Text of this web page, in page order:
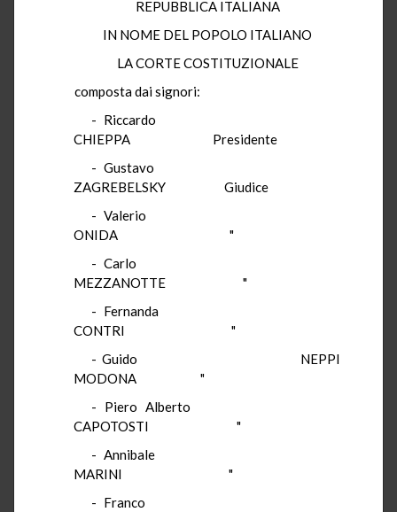
REPUBBLICA ITALIANA
IN NOME DEL POPOLO ITALIANO
LA CORTE COSTITUZIONALE
composta dai signori:
- Riccardo
CHIEPPA
Presidente
- Gustavo
ZAGREBELSKY
Giudice
- Valerio
ONIDA
"
- Carlo
MEZZANOTTE
"
- Fernanda
CONTRI
"
- Guido
NEPPI
MODONA
"
-
Piero Alberto
CAPOTOSTI
"
- Annibale
MARINI
"
- Franco